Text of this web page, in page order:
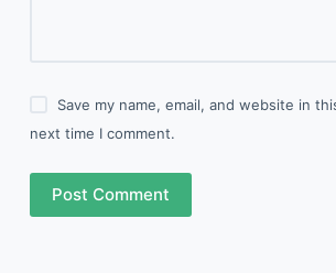
Save my name, email, and website in
next time I comment.
Post Comment